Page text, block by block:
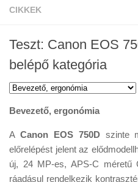
Hírek
Cikkek
Szoftver
Firmware
Érdekességek
CIKKEK
Teszt: Canon EOS
belépő kategória
Bevezető, ergonómia
A Canon EOS 750Dszinte
előrelépést jelent az
új, 24 MP-es, APS-C méretű
ráadásul rendelkezik